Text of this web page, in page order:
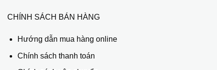
CHÍNH SÁCH BÁN HÀNG
Hướng dẫn mua hàng online
Chính sách thanh toán